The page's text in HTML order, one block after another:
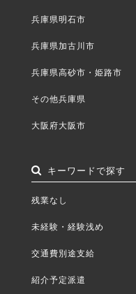
兵庫県明石市
兵庫県加古川市
兵庫県高砂市・姫路市
その他兵庫県
大阪府大阪市
キーワードで探す
残業なし
未経験・経験浅め
交通費別途支給
紹介予定派遣